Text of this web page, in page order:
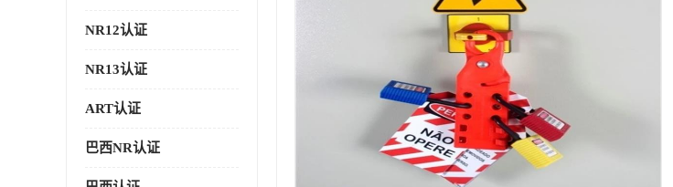
NR12认证
NR13认证
ART认证
巴西NR认证